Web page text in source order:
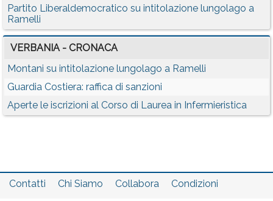
Partito Liberaldemocratico su intitolazione lungolago a
Ramelli
VERBANIA - CRONACA
Montani su intitolazione lungolago a Ramelli
Guardia Costiera: raffica di sanzioni
Aperte le iscrizioni al Corso di Laurea in Infermieristica
Contatti Chi Siamo Collabora
Condizioni